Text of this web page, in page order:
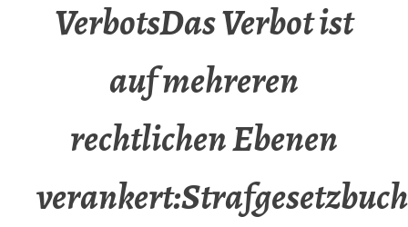
VerbotsDas Verbot ist
auf mehreren
rechtlichen Ebenen
verankert:Strafgesetzbuch